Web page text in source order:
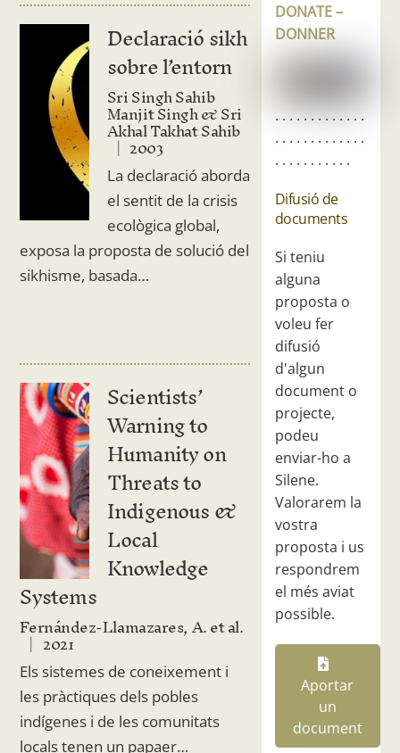
Declaració sikh
sobre l’entorn
Sri Singh Sahib
Manjit Singh & Sri
Akhal Takhat Sahib
2003
La declaració aborda
el sentit de la crisis
ecològica global,
exposa la proposta de solució del
sikhisme, basada…
Scientists’
Warning to
Humanity on
Threats to
Indigenous &
Local
Knowledge
Systems
Fernández-Llamazares, A. et al.
2021
Els sistemes de coneixement i
les pràctiques dels pobles
indígenes i de les comunitats
locals tenen un papaer…
DONATE –
DONNER
. . . . . . . . . . . . .
. . . . . . . . . . . . .
. . . . . . . . . . .
Difusió de
documents
Si teniu
alguna
proposta o
voleu fer
difusió
d'algun
document o
projecte,
podeu
enviar-ho a
Silene.
Valorarem la
vostra
proposta i us
respondrem
el més aviat
possible.
Aportar
un
document